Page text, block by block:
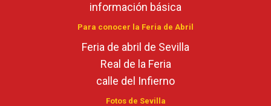
información básica
Para conocer la Feria de Abril
Feria de abril de Sevilla
Real de la Feria
calle del Infierno
Fotos de Sevilla